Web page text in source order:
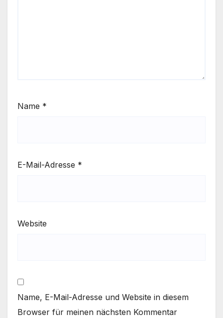
Name *
E-Mail-Adresse *
Website
Name, E-Mail-Adresse und Website in diesem
Browser für meinen nächsten Kommentar